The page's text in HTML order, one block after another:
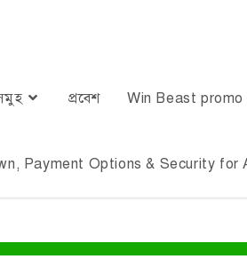
প্রবেশ Win Beast
Payment Options & Security for